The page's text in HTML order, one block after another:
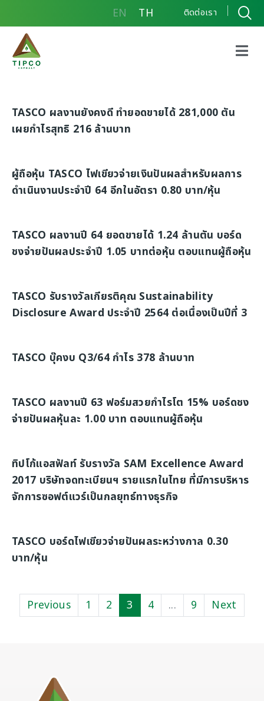
EN TH ติดต่อเรา
TASCO ร่วมงานวันต่อต้านคอร์รัปชัน ปี 2565
TASCO ผลงานดี มีกำไรสุทธิ 587 ล้านบาท
TASCO ผลงานยังคงดี ทำยอดขายได้ 281,000 ตัน
เผยกำไรสุทธิ 216 ล้านบาท
ผู้ถือหุ้น TASCO ไฟเขียวจ่ายเงินปันผลสำหรับผลการ
ดำเนินงานประจำปี 64 อีกในอัตรา 0.80 บาท/หุ้น
TASCO ผลงานปี 64 ยอดขายได้ 1.24 ล้านตัน บอร์ด
ชงจ่ายปันผลประจำปี 1.05 บาทต่อหุ้น ตอบแทนผู้ถือหุ้น
TASCO รับรางวัลเกียรติคุณ Sustainability
Disclosure Award ประจำปี 2564 ต่อเนื่องเป็นปีที่ 3
TASCO บุ๊คงบ Q3/64 กำไร 378 ล้านบาท
TASCO ผลงานปี 63 ฟอร์มสวยกำไรโต 15% บอร์ดชง
จ่ายปันผลหุ้นละ 1.00 บาท ตอบแทนผู้ถือหุ้น
ทิปโก้แอสฟัลท์ รับรางวัล SAM Excellence Award
2017 บริษัทจดทะเบียนฯ รายแรกในไทย ที่มีการบริหาร
จักการซอฟต์แวร์เป็นกลยุทธ์ทางธุรกิจ
TASCO บอร์ดไฟเขียวจ่ายปันผลระหว่างกาล 0.30
บาท/หุ้น
Previous 1 2 3 4 ... 9 Next